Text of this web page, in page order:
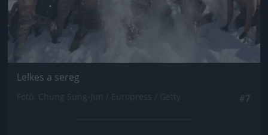
Lelkes a sereg